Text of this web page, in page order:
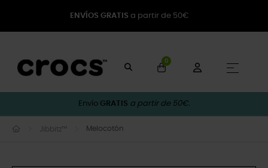
ENVÍOS GRATIS a partir de 50€
0
☰
Envío GRATIS a partir de 50€.
Jibbitz™ Melocotón